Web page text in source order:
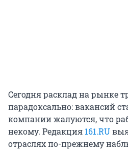
Сегодня расклад на рынке
парадоксально: вакансий
компании жалуются, что
некому. Редакция 161.RU
отраслях по-прежнему